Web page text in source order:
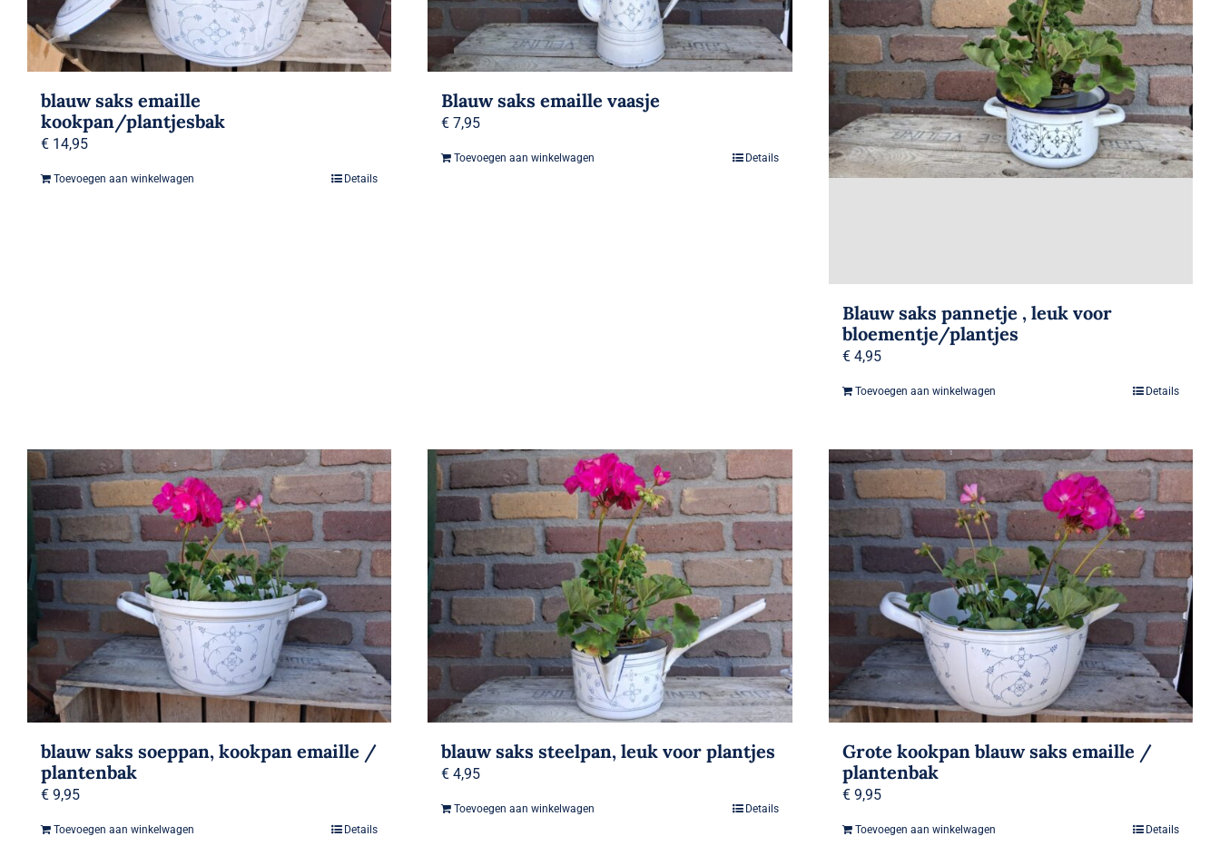
blauw saks emaille
kookpan/plantjesbak
€ 14,95
Toevoegen aan winkelwagen Details
Blauw saks emaille vaasje
€ 7,95
Toevoegen aan winkelwagen Details
Blauw saks pannetje , leuk voor
bloementje/plantjes
€4,95
Toevoegen aan winkelwagen Details
blauw saks soeppan, kookpan emaille /
plantenbak
€ 9,95
Toevoegen aan winkelwagen Details
blauw saks steelpan, leuk voor plantjes
€ 4,95
Toevoegen aan winkelwagen Details
Grote kookpan blauw saks emaille /
plantenbak
€9,95
Toevoegen aan winkelwagen Details